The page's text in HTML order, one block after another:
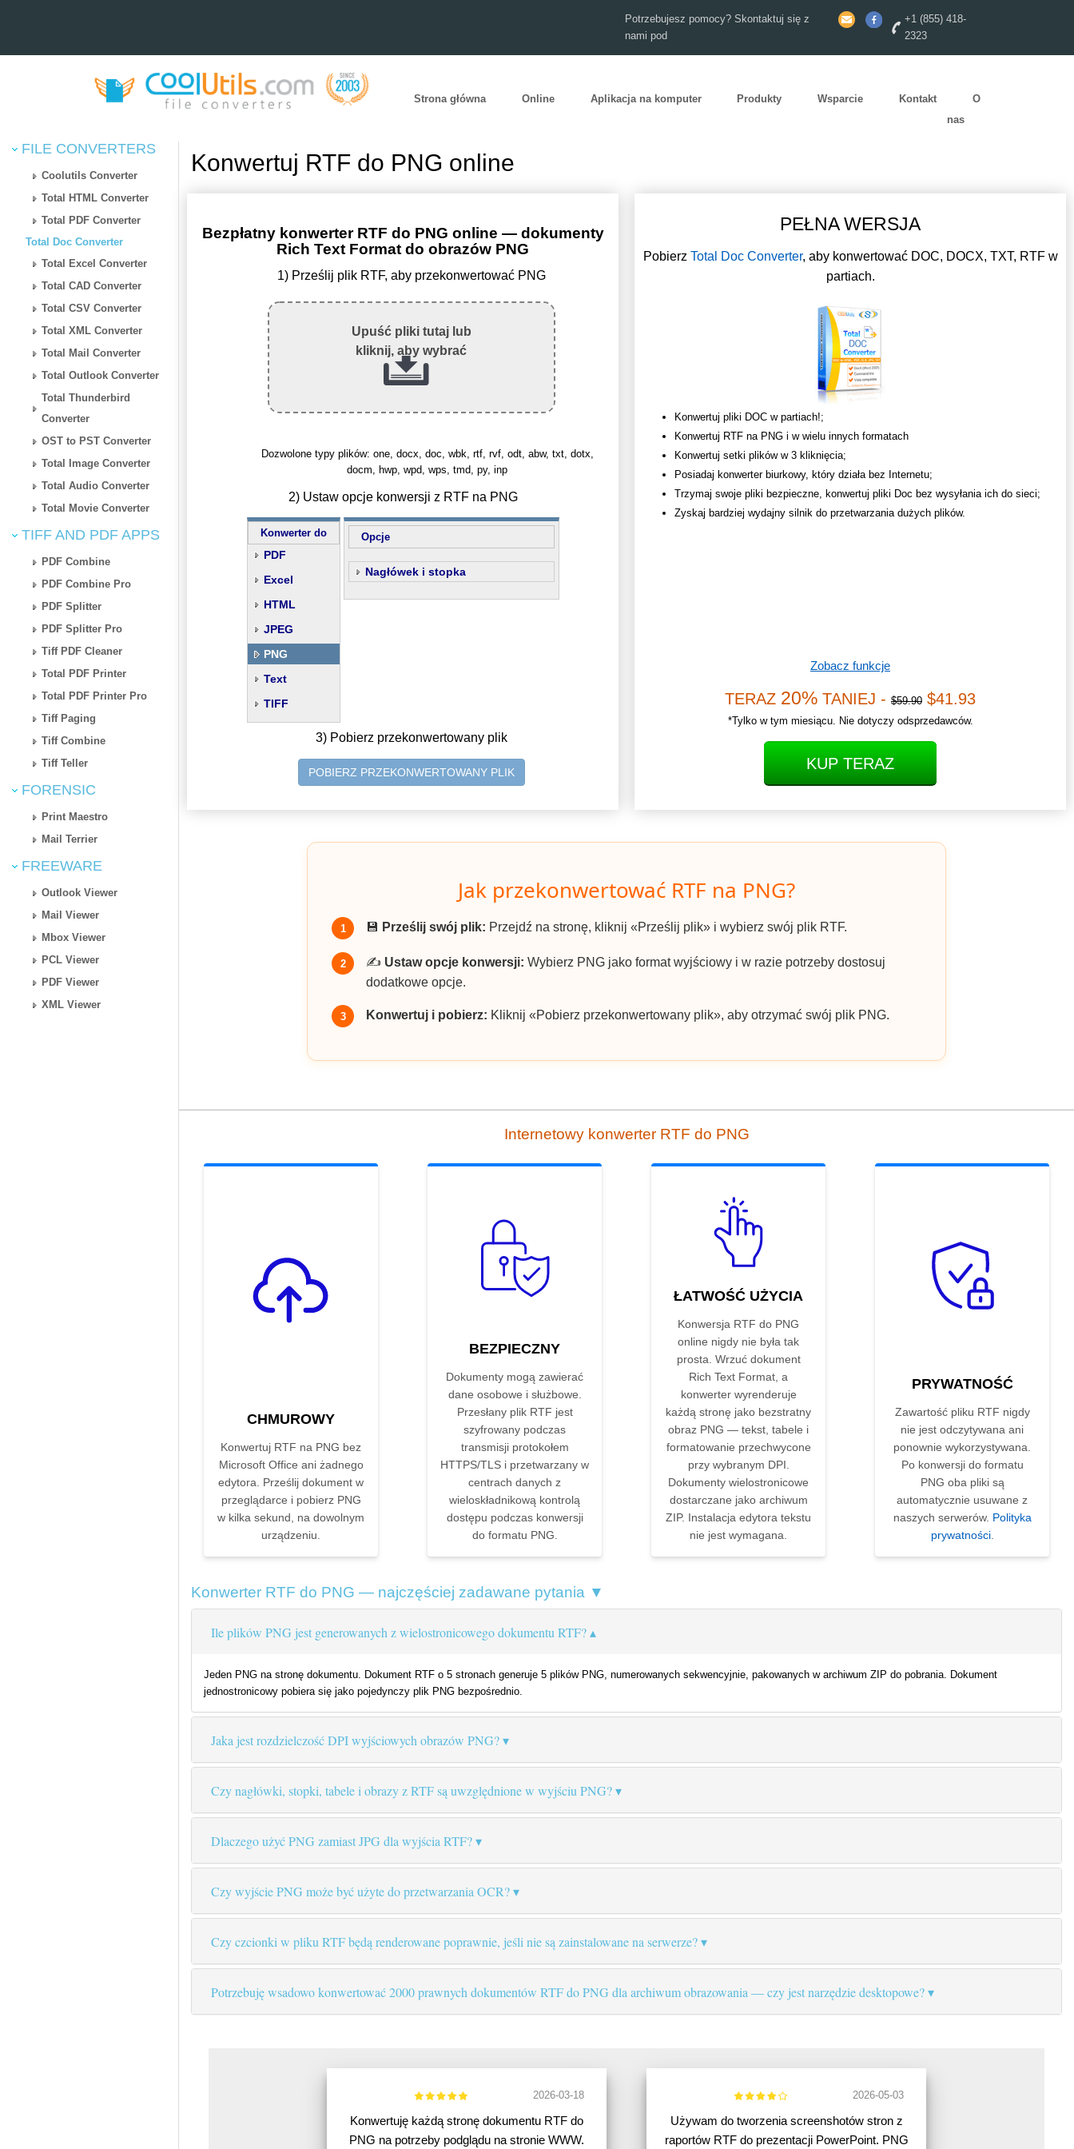
Potrzebujesz pomocy? Skontaktuj się z
nami pod
+1 (855) 418-
2323
Strona główna Online Aplikacja na komputer Produkty Wsparcie Kontakt
O
nas
FILE CONVERTERS
Coolutils Converter
Total HTML Converter
Total PDF Converter
Total Doc Converter
Total Excel Converter
Total CAD Converter
Total CSV Converter
Total XML Converter
Total Mail Converter
Total Outlook Converter
Total Thunderbird
Converter
OST to PST Converter
Total Image Converter
Total Audio Converter
Total Movie Converter
TIFF AND PDF APPS
PDF Combine
PDF Combine Pro
PDF Splitter
PDF Splitter Pro
Tiff PDF Cleaner
Total PDF Printer
Total PDF Printer Pro
Tiff Paging
Tiff Combine
Tiff Teller
FORENSIC
Print Maestro
Mail Terrier
FREEWARE
Outlook Viewer
Mail Viewer
Mbox Viewer
PCL Viewer
PDF Viewer
XML Viewer
Konwertuj RTF do PNG online
Bezpłatny konwerter RTF do PNG online — dokumenty
Rich Text Format do obrazów PNG
1) Prześlij plik RTF, aby przekonwertować PNG
Upuść pliki tutaj lub
kliknij, aby wybrać
Dozwolone typy plików: one, docx, doc, wbk, rtf, rvf, odt, abw, txt, dotx,
docm, hwp, wpd, wps, tmd, py, inp
2) Ustaw opcje konwersji z RTF na PNG
Konwerter do
PDF
Excel
HTML
JPEG
PNG
Text
TIFF
Opcje
Nagłówek i stopka
3) Pobierz przekonwertowany plik
POBIERZ PRZEKONWERTOWANY PLIK
PEŁNA WERSJA
Pobierz Total Doc Converter, aby konwertować DOC, DOCX, TXT, RTF w
partiach.
Konwertuj pliki DOC w partiach!;
Konwertuj RTF na PNG i w wielu innych formatach
Konwertuj setki plików w 3 kliknięcia;
Posiadaj konwerter biurkowy, który działa bez Internetu;
Trzymaj swoje pliki bezpieczne, konwertuj pliki Doc bez wysyłania ich do sieci;
Zyskaj bardziej wydajny silnik do przetwarzania dużych plików.
Zobacz funkcje
TERAZ 20% TANIEJ - $59.90 $41.93
*Tylko w tym miesiącu. Nie dotyczy odsprzedawców.
KUP TERAZ
Jak przekonwertować RTF na PNG?
1 💾 Prześlij swój plik: Przejdź na stronę, kliknij «Prześlij plik» i wybierz swój plik RTF.
2 ✍️ Ustaw opcje konwersji: Wybierz PNG jako format wyjściowy i w razie potrzeby dostosuj
dodatkowe opcje.
3 Konwertuj i pobierz: Kliknij «Pobierz przekonwertowany plik», aby otrzymać swój plik PNG.
Internetowy konwerter RTF do PNG
CHMUROWY
Konwertuj RTF na PNG bez
Microsoft Office ani żadnego
edytora. Prześlij dokument w
przeglądarce i pobierz PNG
w kilka sekund, na dowolnym
urządzeniu.
BEZPIECZNY
Dokumenty mogą zawierać
dane osobowe i służbowe.
Przesłany plik RTF jest
szyfrowany podczas
transmisji protokołem
HTTPS/TLS i przetwarzany w
centrach danych z
wieloskładnikową kontrolą
dostępu podczas konwersji
do formatu PNG.
ŁATWOŚĆ UŻYCIA
Konwersja RTF do PNG
online nigdy nie była tak
prosta. Wrzuć dokument
Rich Text Format, a
konwerter wyrenderuje
każdą stronę jako bezstratny
obraz PNG — tekst, tabele i
formatowanie przechwycone
przy wybranym DPI.
Dokumenty wielostronicowe
dostarczane jako archiwum
ZIP. Instalacja edytora tekstu
nie jest wymagana.
PRYWATNOŚĆ
Zawartość pliku RTF nigdy
nie jest odczytywana ani
ponownie wykorzystywana.
Po konwersji do formatu
PNG oba pliki są
automatycznie usuwane z
naszych serwerów. Polityka
prywatności.
Konwerter RTF do PNG — najczęściej zadawane pytania ▼
Ile plików PNG jest generowanych z wielostronicowego dokumentu RTF?
Jeden PNG na stronę dokumentu. Dokument RTF o 5 stronach generuje 5 plików PNG, numerowanych sekwencyjnie, pakowanych w archiwum ZIP do pobrania. Dokument
jednostronicowy pobiera się jako pojedynczy plik PNG bezpośrednio.
Jaka jest rozdzielczość DPI wyjściowych obrazów PNG?
Czy nagłówki, stopki, tabele i obrazy z RTF są uwzględnione w wyjściu PNG?
Dlaczego użyć PNG zamiast JPG dla wyjścia RTF?
Czy wyjście PNG może być użyte do przetwarzania OCR?
Czy czcionki w pliku RTF będą renderowane poprawnie, jeśli nie są zainstalowane na serwerze?
Potrzebuję wsadowo konwertować 2000 prawnych dokumentów RTF do PNG dla archiwum obrazowania — czy jest narzędzie desktopowe?
2026-03-18
Konwertuję każdą stronę dokumentu RTF do
PNG na potrzeby podglądu na stronie WWW.
2026-05-03
Używam do tworzenia screenshotów stron z
raportów RTF do prezentacji PowerPoint. PNG